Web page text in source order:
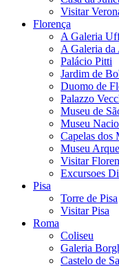
Visitar
Florença
A Galeria
A Galeria da
Palácio Pitti
Jardim de
Duomo de
Palazzo
Museu de
Museu
Capelas dos
Museu
Visitar
Excursoes
Pisa
Torre de Pisa
Visitar Pisa
Roma
Coliseu
Galeria
Castelo de